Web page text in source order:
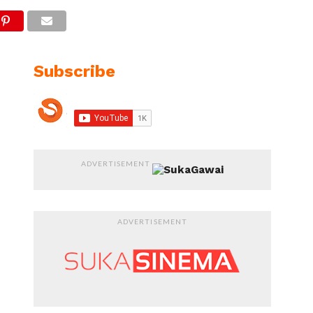
Subscribe
ADVERTISEMENT
ADVERTISEMENT